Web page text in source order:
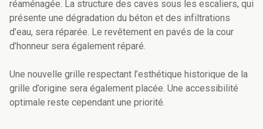
réaménagée. La structure des caves sous les escaliers, qui
présente une dégradation du béton et des infiltrations
d’eau, sera réparée. Le revêtement en pavés de la cour
d’honneur sera également réparé.
Une nouvelle grille respectant l’esthétique historique de la
grille d’origine sera également placée. Une accessibilité
optimale reste cependant une priorité.